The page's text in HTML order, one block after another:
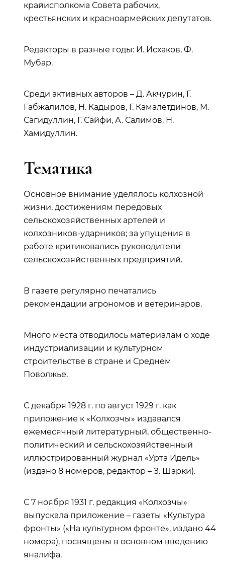
крайисполкома Совета рабочих,
крестьянских и красноармейских депутатов.
Редакторы в разные годы: И. Исхаков, Ф.
Мубар.
Среди активных авторов – Д. Акчурин, Г.
Габжалилов, Н. Кадыров, Г. Камалетдинов, М.
Сагидуллин, Г. Сайфи, А. Салимов, Н.
Хамидуллин.
Тематика
Основное внимание уделялось колхозной
жизни, достижениям передовых
сельскохозяйственных артелей и
колхозников-ударников; за упущения в
работе критиковались руководители
сельскохозяйственных предприятий.
В газете регулярно печатались
рекомендации агрономов и ветеринаров.
Много места отводилось материалам о ходе
индустриализации и культурном
строительстве в стране и Среднем
Поволжье.
С декабря 1928 г. по август 1929 г. как
приложение к «Колхозчы» издавался
ежемесячный литературный, общественно-
политический и сельскохозяйственный
иллюстрированный журнал «Урта Идель»
(издано 8 номеров, редактор – З. Шарки).
С 7 ноября 1931 г. редакция «Колхозчы»
выпускала приложение – газеты «Культура
фронты» («На культурном фронте», издано 44
номера), посвящены в основном введению
яналифа.